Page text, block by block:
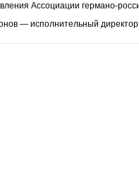
Ассоциации германо-
— исполнительный